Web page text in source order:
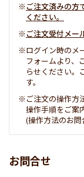
ご注文済みの方
ください。
ご注文受付メー
ログイン時のメ
フォームより、
らせください。
す。
ご注文の操作方
操作手順をご案
(操作方法のお
お問合せ